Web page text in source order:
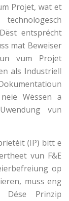
Projet, wat et
entsprécht
mat Beweiser
vum Projet
als Industriell
Wëssen a
vun
(IP) bitt e
vun F&E
op
muss eng
Dëse Prinzip